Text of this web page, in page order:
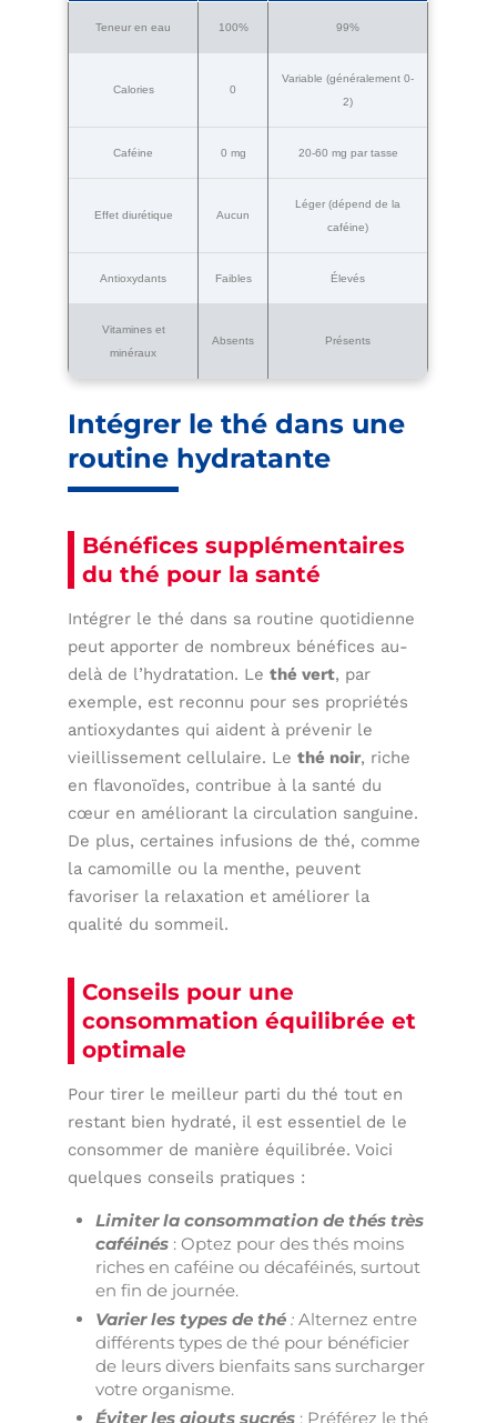
Teneur en eau 100% 99%
Calories 0
Variable (généralement 0-
2)
Caféine 0 mg 20-60 mg par tasse
Effet diurétique Aucun
Léger (dépend de la
caféine)
Antioxydants Faibles Élevés
Vitamines et
minéraux
Absents Présents
Intégrer le thé dans une
routine hydratante
Bénéfices supplémentaires
du thé pour la santé
Intégrer le thé dans sa routine quotidienne
peut apporter de nombreux bénéfices au-
delà de l’hydratation. Lethé vert, par
exemple, est reconnu pour ses propriétés
antioxydantes qui aident à prévenir le
vieillissement cellulaire. Lethé noir, riche
en flavonoïdes, contribue à la santé du
cœur en améliorant la circulation sanguine.
De plus, certaines infusions de thé, comme
la camomille ou la menthe, peuvent
favoriser la relaxation et améliorer la
qualité du sommeil.
Conseils pour une
consommation équilibrée et
optimale
Pour tirer le meilleur parti du thé tout en
restant bien hydraté, il est essentiel de le
consommer de manière équilibrée. Voici
quelques conseils pratiques :
Limiter la consommation de thés très
caféinés : Optez pour des thés moins
riches en caféine ou décaféinés, surtout
en fin de journée.
Varier les types de thé : Alternez entre
différents types de thé pour bénéficier
de leurs divers bienfaits sans surcharger
votre organisme.
Éviter les ajouts sucrés : Préférez le thé